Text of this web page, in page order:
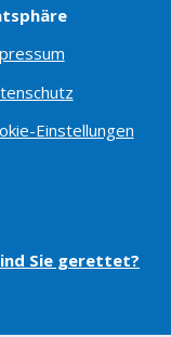
Einstellungen
Sie gerettet?